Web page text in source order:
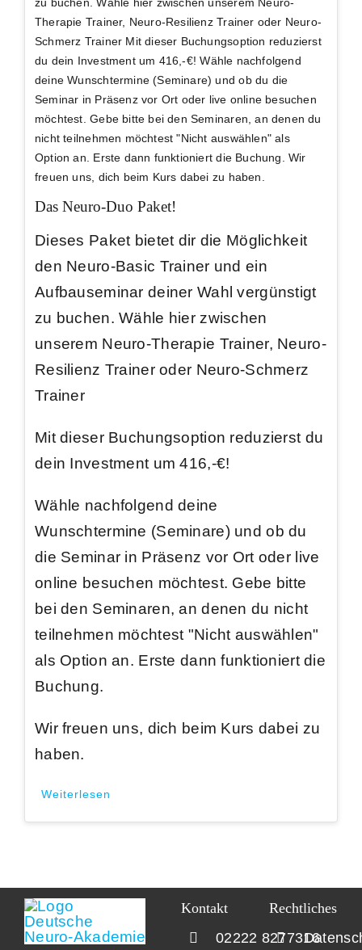
zu buchen. Wähle hier zwischen unserem Neuro-
Therapie Trainer, Neuro-Resilienz Trainer oder Neuro-
Schmerz Trainer Mit dieser Buchungsoption reduzierst
du dein Investment um 416,-€! Wähle nachfolgend
deine Wunschtermine (Seminare) und ob du die
Seminar in Präsenz vor Ort oder live online besuchen
möchtest. Gebe bitte bei den Seminaren, an denen du
nicht teilnehmen möchtest "Nicht auswählen" als
Option an. Erste dann funktioniert die Buchung. Wir
freuen uns, dich beim Kurs dabei zu haben.
Das Neuro-Duo Paket!
Dieses Paket bietet dir die Möglichkeit
den Neuro-Basic Trainer und ein
Aufbauseminar deiner Wahl vergünstigt
zu buchen. Wähle hier zwischen
unserem Neuro-Therapie Trainer, Neuro-
Resilienz Trainer oder Neuro-Schmerz
Trainer
Mit dieser Buchungsoption reduzierst du
dein Investment um 416,-€!
Wähle nachfolgend deine
Wunschtermine (Seminare) und ob du
die Seminar in Präsenz vor Ort oder live
online besuchen möchtest. Gebe bitte
bei den Seminaren, an denen du nicht
teilnehmen möchtest "Nicht auswählen"
als Option an. Erste dann funktioniert die
Buchung.
Wir freuen uns, dich beim Kurs dabei zu
haben.
Weiterlesen
Kontakt
02222 8277316
Rechtliches